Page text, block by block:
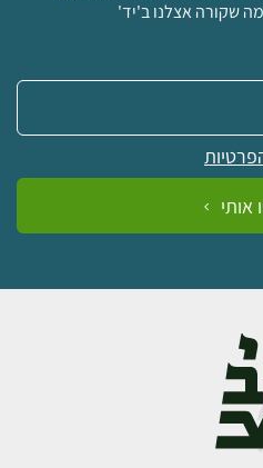
שקורה אצלנו ב'יד'
אותי